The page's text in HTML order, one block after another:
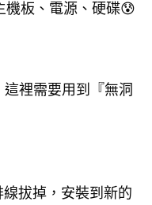
機板、電源、硬碟😰
裡需要用到『無洞
拔掉，安裝到新的